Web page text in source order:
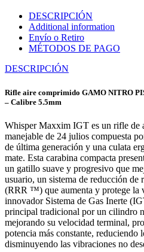
DESCRIPCIÓN
Additional information
Envío o Retiro
MÉTODOS DE PAGO
DESCRIPCIÓN
Rifle aire comprimido GAMO NITRO
– Calibre 5.5mm
Whisper Maxxim IGT es un rifle de
manejable de 24 julios compuesta
de última generación y una culata
mate. Esta carabina compacta
un gatillo suave y progresivo que
usuario, un sistema de reducción de
(RRR ™) que aumenta y protege la
innovador Sistema de Gas Inerte
principal tradicional por un cilindro
mejorando su velocidad terminal,
potencia más constante, reduciendo
disminuyendo las vibraciones no